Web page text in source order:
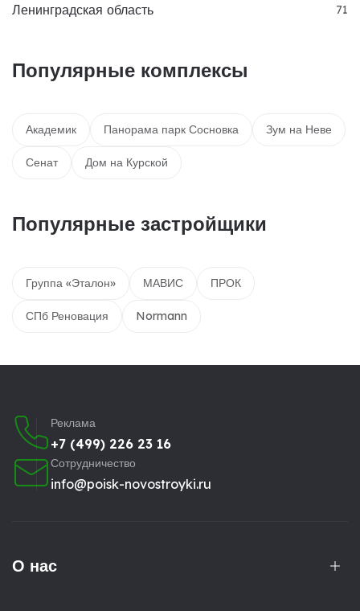
Ленинградская область 71
Популярные комплексы
Академик Панорама парк Сосновка Зум на Неве
Сенат Дом на Курской
Популярные застройщики
Группа «Эталон» МАВИС ПРОК
СПб Реновация Normann
Реклама
+7 (499) 226 23 16
Сотрудничество
info@poisk-novostroyki.ru
О нас